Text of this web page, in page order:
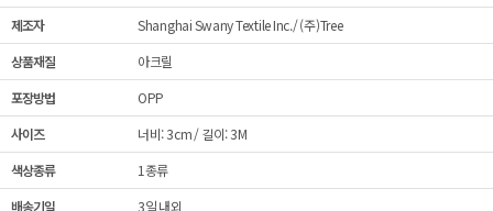
제조자
Shanghai Swany Textile Inc./ (주)Tree
상품재질
아크릴
포장방법
OPP
사이즈
너비: 3cm / 길이: 3M
색상종류
1종류
배송기일
3일 내외